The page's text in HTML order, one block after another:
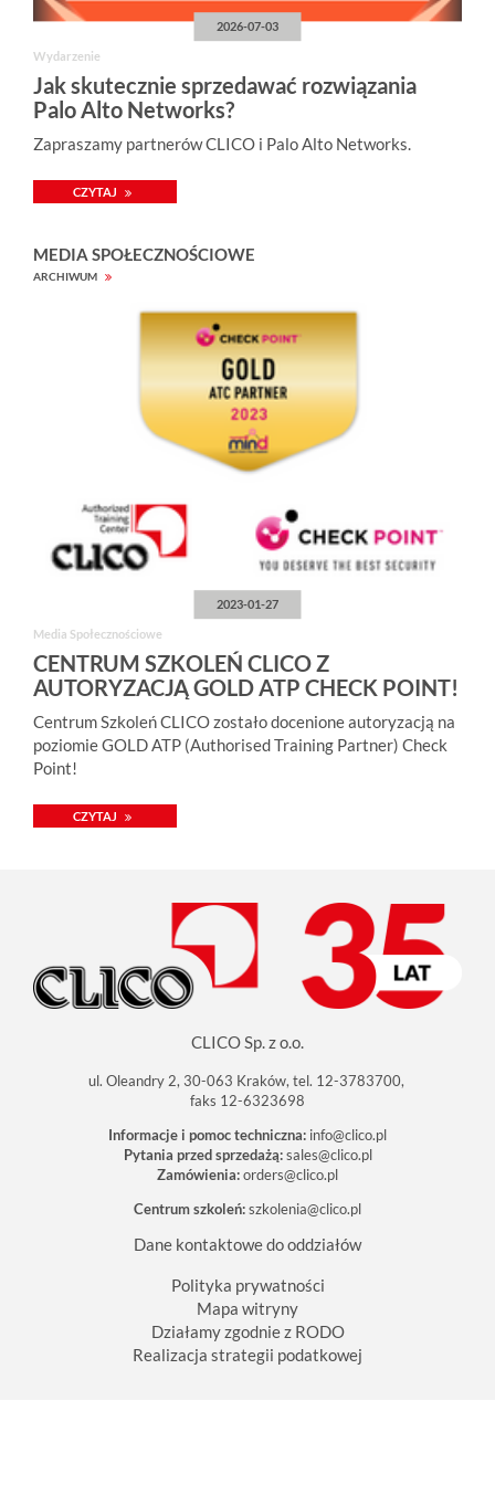
y
o
z
m
i
r
e
2026-07-03
Wydarzenie
Jak skutecznie sprzedawać rozwiązania
Palo Alto Networks?
Zapraszamy partnerów CLICO i Palo Alto Networks.
CZYTAJ
MEDIA SPOŁECZNOŚCIOWE
ARCHIWUM
2023-01-27
Media Społecznościowe
CENTRUM SZKOLEŃ CLICO Z
AUTORYZACJĄ GOLD ATP CHECK POINT!
Centrum Szkoleń CLICO zostało docenione autoryzacją na
poziomie GOLD ATP (Authorised Training Partner) Check
Point!
CZYTAJ
CLICO Sp. z o.o.
ul. Oleandry 2, 30-063 Kraków, tel. 12-3783700,
faks 12-6323698
Informacje i pomoc techniczna: info@clico.pl
Pytania przed sprzedażą: sales@clico.pl
Zamówienia:orders@clico.pl
Centrum szkoleń:szkolenia@clico.pl
Dane kontaktowe do oddziałów
Polityka prywatności
Mapa witryny
Działamy zgodnie z RODO
Realizacja strategii podatkowej